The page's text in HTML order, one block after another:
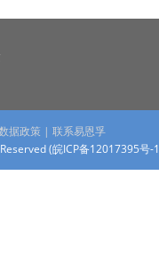
据政策 | 联系易恩孚
(皖ICP备12017395号-1